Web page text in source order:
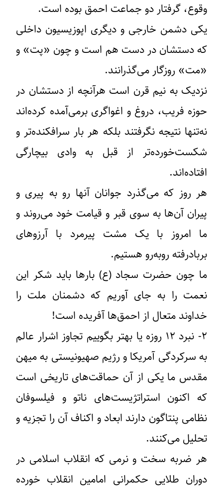
وقوع، گرفتار دو جماعت احمق بوده است.
یکی دشمن خارجی و دیگری اپوزیسیون داخلی
که دستشان در دست هم است و چون «پت» و
«مت» روزگار می‌گذرانند.
نزدیک به نیم قرن است هرآنچه از دستشان در
حوزه فریب، دروغ و اغواگری برمی‌آمده کرد‌‌ه‌اند
نه‌تنها نتیجه نگرفتند بلکه هر بار سرافکنده‌تر و
شکست‌خورده‌تر از قبل به وادی بیچارگی
افتاده‌اند.
هر روز که می‌گذرد جوانان آنها رو به پیری و
پیران آن‌ها به سوی قبر و قیامت خود می‌روند و
ما امروز با یک مشت پیرمرد با آ‌رزوهای
بربادرفته روبه‌رو هستیم.
ما چون حضرت سجاد (ع) بارها باید شکر این
نعمت را به جای آوریم که دشمنان ملت را
خداوند متعال از احمق‌ها آفریده است!
۲- نبرد ۱۲ روزه یا بهتر بگوییم تجاوز اشرار عالم
به سرکردگی آمریکا و رژیم صهیونیستی به میهن
مقدس ما یکی از آن حماقت‌های تاریخی است
که اکنون استراتژیست‌های ناتو و فیلسوفان
نظامی پنتاگون دارند ابعاد و اکناف آن را تجزیه و
تحلیل می‌کنند.
هر ضربه سخت و نرمی که انقلاب اسلامی در
دوران طلایی حکمرانی امامین انقلاب خورده